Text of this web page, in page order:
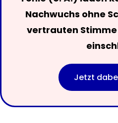
Nachwuchs ohne
vertrauten Stimme
Jetzt